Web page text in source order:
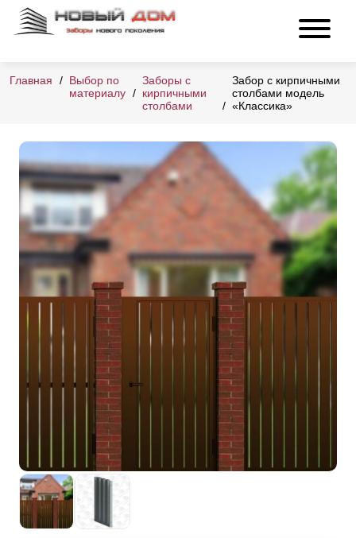
Главная
Выбор по
материалу
Заборы с
кирпичными
столбами
Забор с кирпичными
столбами модель
«Классика»